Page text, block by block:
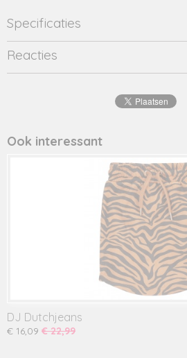
Specificaties
Productcode
2093-11803
Productcode leverancier
Reacties
Ook interessant
DJ Dutchjeans
€ 16,09 € 22,99